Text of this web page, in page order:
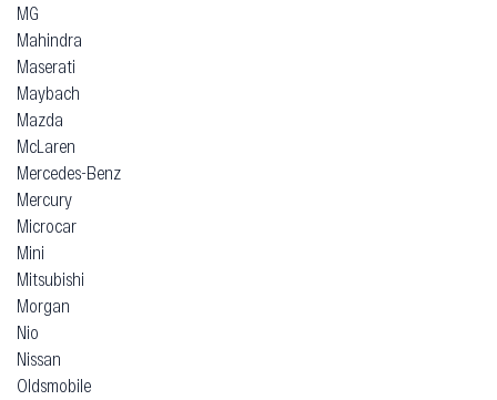
MG
Mahindra
Maserati
Maybach
Mazda
McLaren
Mercedes-Benz
Mercury
Microcar
Mini
Mitsubishi
Morgan
Nio
Nissan
Oldsmobile